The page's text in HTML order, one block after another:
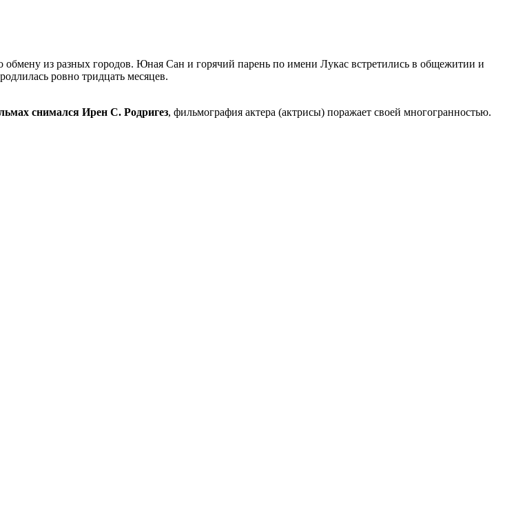
из разных городов. Юная Сан и горячий парень по имени Лукас встретились в общежитии и
ровно тридцать месяцев.
снимался Ирен С. Родригез, фильмография актера (актрисы) поражает своей многогранностью.